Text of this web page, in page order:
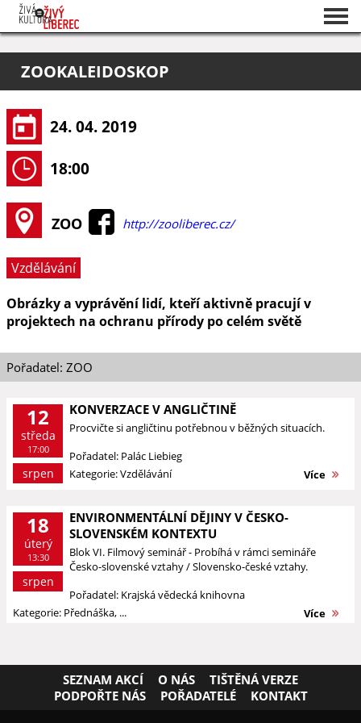
O projektu
Pořadatelé
ZOOKALEIDOSKOP
24. 04. 2019
18:00
ZOO http://zooliberec.cz/
Vzdělávání
Obrázky a vyprávění lidí, kteří aktivně pracují v
projektech na ochranu přírody po celém světě
Pořadatel: ZOO
12
středa
17:00
srpen
KONVERZACE V ANGLIČTINĚ
Procvičte si angličtinu potřebnou v běžných situacích.
Pořadatel: Palác Liebieg
Kategorie: Vzdělávání
Více
18
úterý
13:30
srpen
ENVIRONMENTÁLNÍ DĚJINY V ČESKO-
SLOVENSKÉM KONTEXTU
Blok VI. Filmový seminář - Probíhá v rámci semináře
Česko-slovenské vztahy / Slovensko-české vztahy.
Pořadatel: Krajská vědecká knihovna
Kategorie: Přednáška, ...
Více
SEZNAM AKCÍ O NÁS
TIŠTĚNÁ VERZE
PODPOŘTE NÁS
POŘADATELÉ KONTAKT